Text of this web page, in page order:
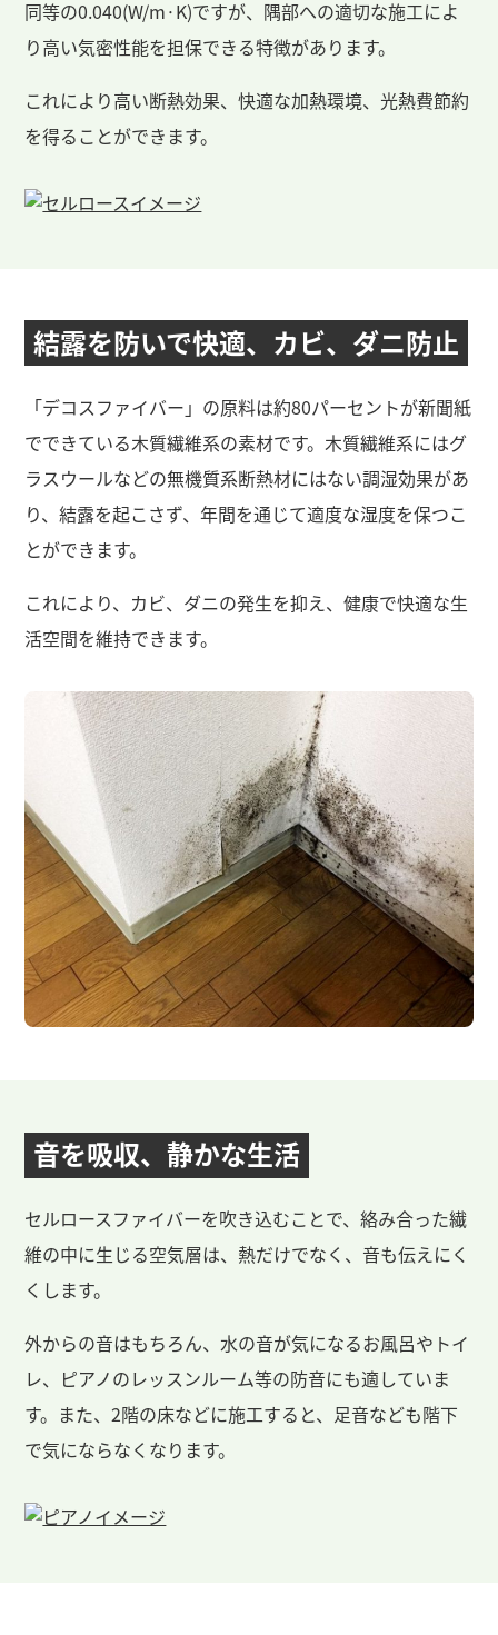
同等の0.040(W/m·K)ですが、隅部への適切な施工によ
り高い気密性能を担保できる特徴があります。
これにより高い断熱効果、快適な加熱環境、光熱費節約
を得ることができます。
結露を防いで快適、 カビ、ダニ防止
「デコスファイバー」の原料は約80パーセントが新聞紙
でできている木質繊維系の素材です。木質繊維系にはグ
ラスウールなどの無機質系断熱材にはない調湿効果があ
り、結露を起こさず、年間を通じて適度な湿度を保つこ
とができます。
これにより、カビ、ダニの発生を抑え、健康で快適な生
活空間を維持できます。
音を吸収、静かな生活
セルロースファイバーを吹き込むことで、絡み合った繊
維の中に生じる空気層は、熱だけでなく、音も伝えにく
くします。
外からの音はもちろん、水の音が気になるお風呂やトイ
レ、ピアノのレッスンルーム等の防音にも適していま
す。また、2階の床などに施工すると、足音なども階下
で気にならなくなります。